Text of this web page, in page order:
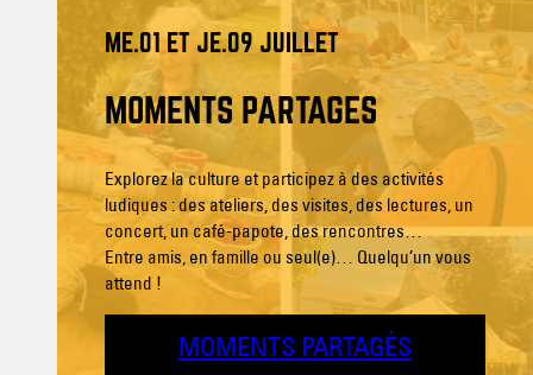
ME.01 ET JE.09 JUILLET
MOMENTS PARTAGÉS
Explorez la culture et participez à des activités
ludiques : des ateliers, des visites, des lectures, un
concert, un café-papote, des rencontres…
Entre amis, en famille ou seul(e)… Quelqu’un vous
attend !
MOMENTS PARTAGÉS